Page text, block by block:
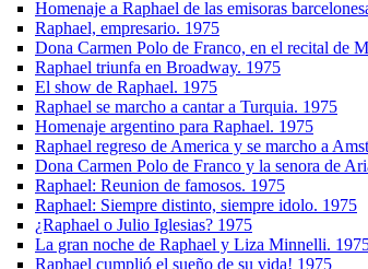
Homenaje a Raphael de las emisoras
Raphael, empresario. 1975
Dona Carmen Polo de Franco, en el recital de
Raphael triunfa en Broadway. 1975
El show de Raphael. 1975
Raphael se marcho a cantar a Turquia. 1975
Homenaje argentino para Raphael. 1975
Raphael regreso de America y se marcho a
Dona Carmen Polo de Franco y la senora de
Raphael: Reunion de famosos. 1975
Raphael: Siempre distinto, siempre idolo. 1975
¿Raphael o Julio Iglesias? 1975
La gran noche de Raphael y Liza Minnelli.
Raphael cumplió el sueño de su vida! 1975